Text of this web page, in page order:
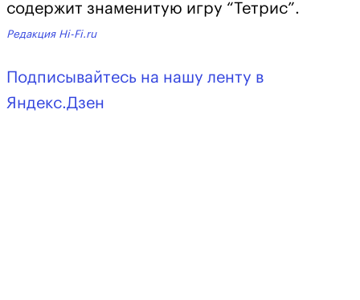
содержит знаменитую игру “Тетрис”.
Редакция Hi-Fi.ru
Подписывайтесь на нашу ленту в
Яндекс.Дзен